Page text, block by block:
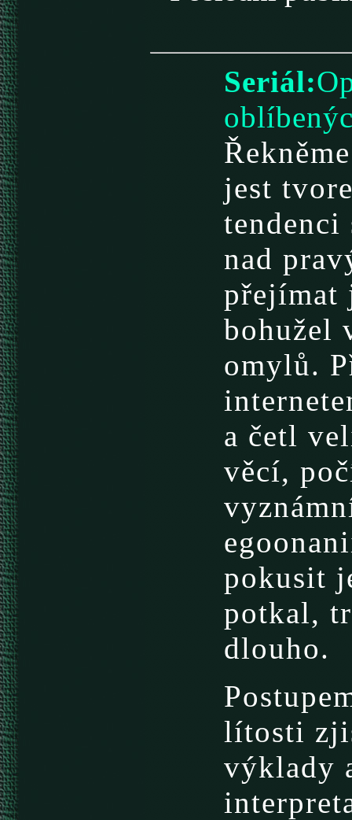
Seriál:
jest
tendenci
nad
přejímat
bohužel
omylů.
a četl
věcí,
pokusit
potkal,
dlouho.
lítosti
výklady